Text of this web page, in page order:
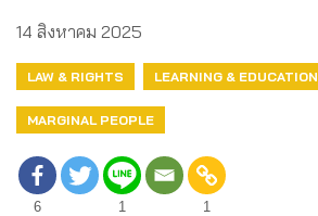
14 สิงหาคม 2025
LAW & RIGHTS LEARNING & EDUCATION
MARGINAL PEOPLE
6 1 1